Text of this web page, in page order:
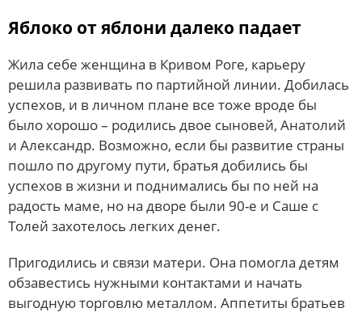
Яблоко от яблони далеко падает
Жила себе женщина в Кривом Роге, карьеру
решила развивать по партийной линии. Добилась
успехов, и в личном плане все тоже вроде бы
было хорошо – родились двое сыновей, Анатолий
и Александр. Возможно, если бы развитие страны
пошло по другому пути, братья добились бы
успехов в жизни и поднимались бы по ней на
радость маме, но на дворе были 90-е и Саше с
Толей захотелось легких денег.
Пригодились и связи матери. Она помогла детям
обзавестись нужными контактами и начать
выгодную торговлю металлом. Аппетиты братьев